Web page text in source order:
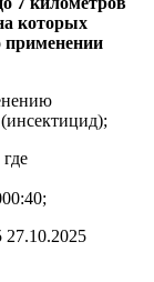
которых
применении
27.10.2025